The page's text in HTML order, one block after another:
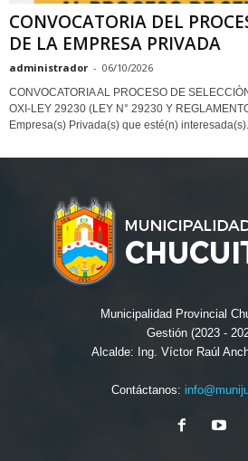
CONVOCATORIA DEL
DE LA EMPRESA PRIVADA
administrador - 06/10/2026
CONVOCATORIA AL PROCESO DE
OXI-LEY 29230 (LEY N° 29230 Y
Empresa(s) Privada(s) que esté(n)
Municipalidad Provincial
Gestión (2023 -
Alcalde: Ing. Víctor Raúl
Contáctanos: